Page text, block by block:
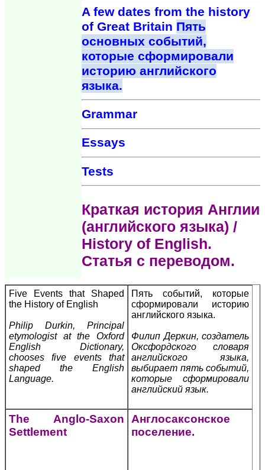
A few dates from the history
of Great Britain Пять
основных событий,
которые сформировали
историю английского
языка.
Grammar
Essays
Tests
Краткая история Англии
(английского языка) /
History of English.
Статья с переводом.
Five Events that Shaped
the History of English
Philip Durkin, Principal
etymologist at the Oxford
English Dictionary,
chooses five events that
shaped the English
Language.
Пять событий, которые
сформировали историю
английского языка.
Филип Деркин, создатель
Оксфордского словаря
английского языка,
выбирает пять событий,
которые сформировали
английский язык.
The Anglo-Saxon
Settlement
Англосаксонское
поселение.